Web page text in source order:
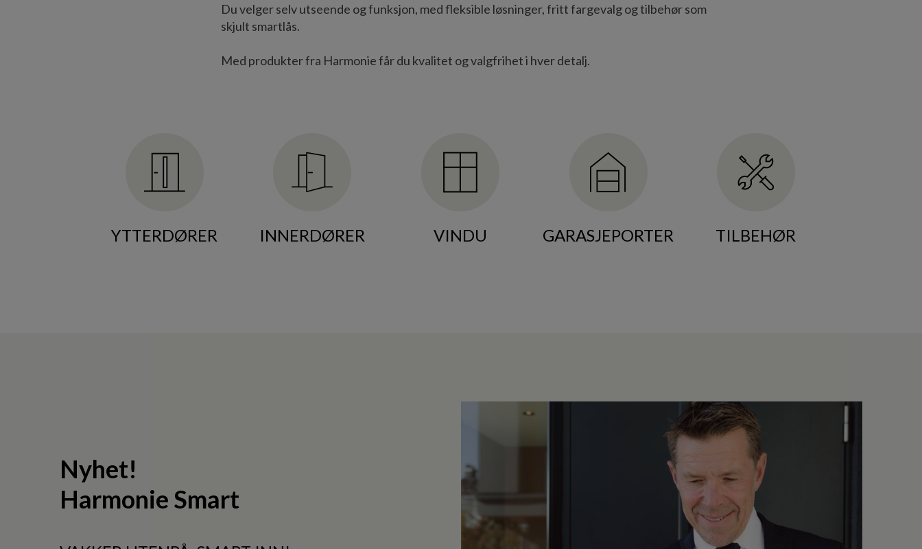
Du velger selv utseende og funksjon, med fleksible løsninger, fritt fargevalg og tilbehør som
skjult smartlås.
Med produkter fra Harmonie får du kvalitet og valgfrihet i hver detalj.
YTTERDØRER INNERDØRER VINDU GARASJEPORTER TILBEHØR
Nyhet!
Harmonie Smart